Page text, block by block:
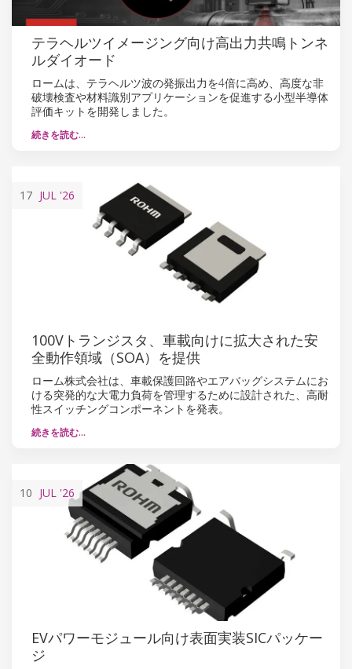
テラヘルツイメージング向け高出力共鳴トンネ
ルダイオード
ロームは、テラヘルツ波の発振出力を4倍に高め、高度な非
破壊検査や材料識別アプリケーションを促進する小型半導体
評価キットを開発しました。
続きを読む…
17 JUL '26
100Vトランジスタ、車載向けに拡大された安
全動作領域（SOA）を提供
ローム株式会社は、車載保護回路やエアバッグシステムにお
ける突発的な大電力負荷を管理するために設計された、高耐
性スイッチングコンポーネントを発表。
続きを読む…
10 JUL '26
EVパワーモジュール向け表面実装SICパッケー
ジ